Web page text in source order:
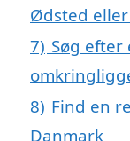
Ødsted
7) Søg
8) Find en
Danmark